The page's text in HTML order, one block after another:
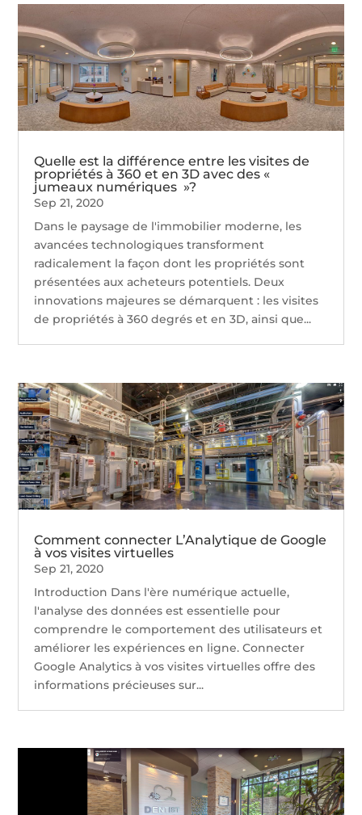
Quelle est la différence entre les visites de
propriétés à 360 et en 3D avec des «
jumeaux numériques »?
Sep 21, 2020
Dans le paysage de l'immobilier moderne, les
avancées technologiques transforment
radicalement la façon dont les propriétés sont
présentées aux acheteurs potentiels. Deux
innovations majeures se démarquent : les visites
de propriétés à 360 degrés et en 3D, ainsi que...
Comment connecter L’Analytique de Google
à vos visites virtuelles
Sep 21, 2020
Introduction Dans l'ère numérique actuelle,
l'analyse des données est essentielle pour
comprendre le comportement des utilisateurs et
améliorer les expériences en ligne. Connecter
Google Analytics à vos visites virtuelles offre des
informations précieuses sur...